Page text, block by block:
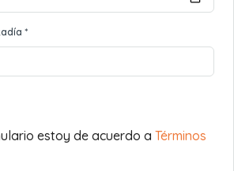
*
estoy de acuerdo a Términos